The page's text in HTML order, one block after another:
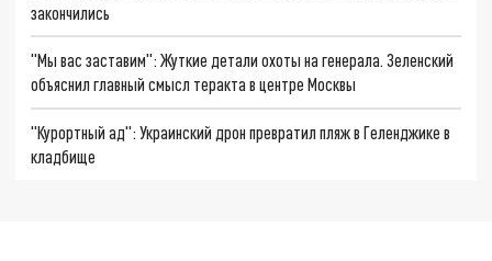
закончились
"Мы вас заставим": Жуткие детали охоты на генерала. Зеленский
объяснил главный смысл теракта в центре Москвы
"Курортный ад": Украинский дрон превратил пляж в Геленджике в
кладбище